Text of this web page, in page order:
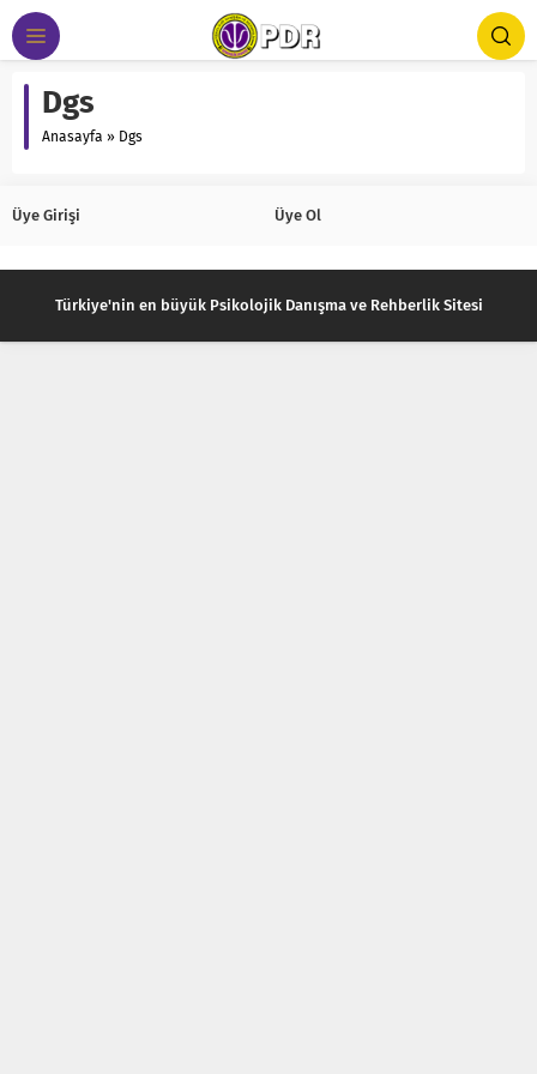
Dgs
Anasayfa » Dgs
Üye Girişi Üye Ol
Türkiye'nin en büyük Psikolojik Danışma ve Rehberlik Sitesi